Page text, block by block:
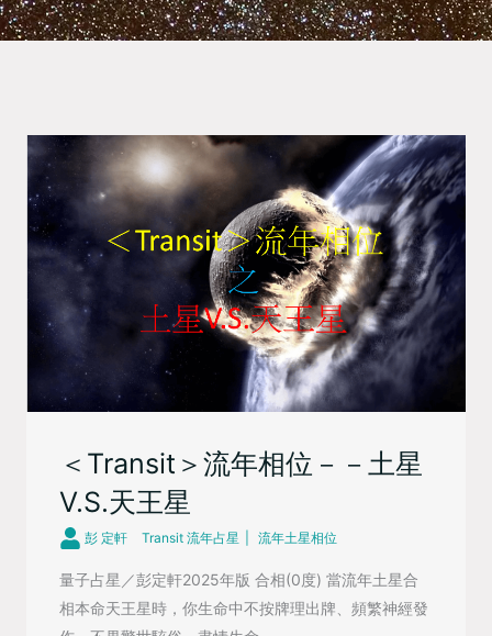
＜Transit＞流年相位－－土星
V.S.天王星
彭 定軒 Transit 流年占星 流年土星相位
量子占星／彭定軒2025年版 合相(0度) 當流年土星合
相本命天王星時，你生命中不按牌理出牌、頻繁神經發